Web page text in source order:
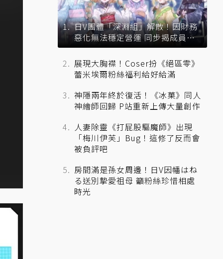
日V團體「深淵組」解散！因財務
惡化無法穩定營運 同步揭成員未
來去向
展現大胸襟！Coser扮《絕區零》
蕾米埃爾粉絲福利給好給滿
神隱兩年終於復活！《冰菓》同人
神繪師回歸 P站重新上傳大量創作
人妻除靈《打屁股驅魔師》出現
「梅川伊芙」Bug！這修了反而會
被負評吧
房間滿是孫女周邊！日V因幡はね
る送別摯愛祖母 籲粉絲珍惜相處
時光